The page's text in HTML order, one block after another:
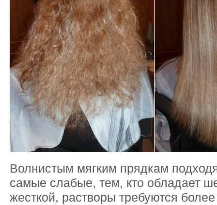
Волнистым мягким прядкам
самые слабые, тем, кто обладает
жесткой, растворы требуются более